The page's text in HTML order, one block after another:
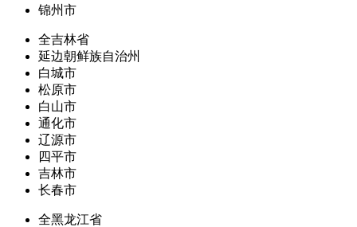
锦州市
全吉林省
延边朝鲜族自治州
白城市
松原市
白山市
通化市
辽源市
四平市
吉林市
长春市
全黑龙江省